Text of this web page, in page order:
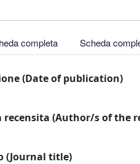
completa Scheda
(Date of publication)
(Author/s of the
(Journal title)